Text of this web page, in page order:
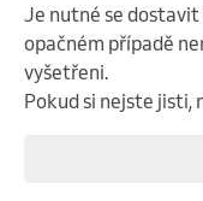
Je nutné se dostavit
opačném případě
vyšetřeni.
Pokud si nejste jisti,